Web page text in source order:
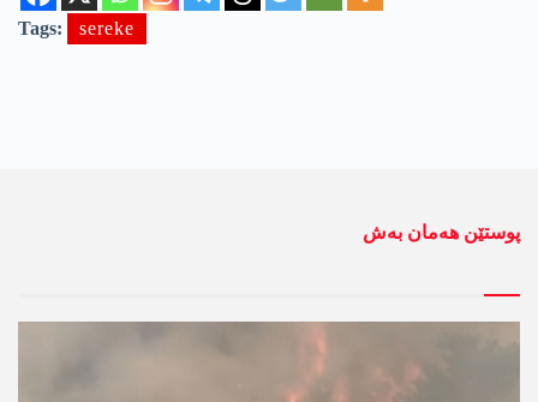
Tags: sereke
پوستێن ھەمان بەش